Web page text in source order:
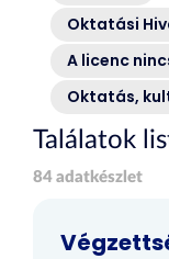
Oktatási
A licenc
Oktatás,
Találatok
84 adatkészlet